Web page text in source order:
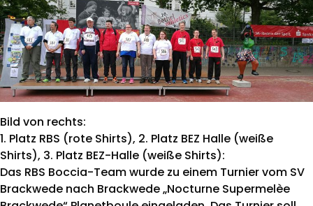
Bild von rechts:
1. Platz RBS (rote Shirts), 2. Platz BEZ Halle (weiße
Shirts), 3. Platz BEZ-Halle (weiße Shirts):
Das RBS Boccia-Team wurde zu einem Turnier vom SV
Brackwede nach Brackwede „Nocturne Supermelèe